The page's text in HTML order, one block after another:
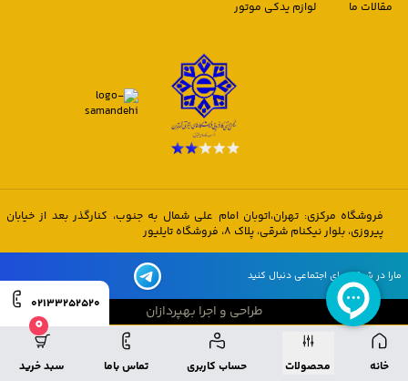
خانه محصولات حساب کاربری تماس باما
0
سبد خرید
02133252520
مقالات ما
لوازم یدکی موتور
فروشگاه مرکزی: تهران،اتوبان امام علی شمال به جنوب، کنارگذر بعد از خیابان
پیروزی، بلوار نیکنام شرقی، پلاک 8، فروشگاه تایلیور
مارا در شبکه های اجتماعی دنبال کنید
طراحی و اجرا بهپردازان
طراحی و اجرا بهپردازان